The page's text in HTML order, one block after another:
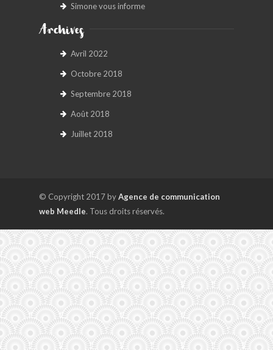
Simone vous informe
Archives
Avril 2022
Octobre 2018
Septembre 2018
Août 2018
Juillet 2018
© Copyright 2017 byAgence de communication
web Meedle. Tous droits réservés.